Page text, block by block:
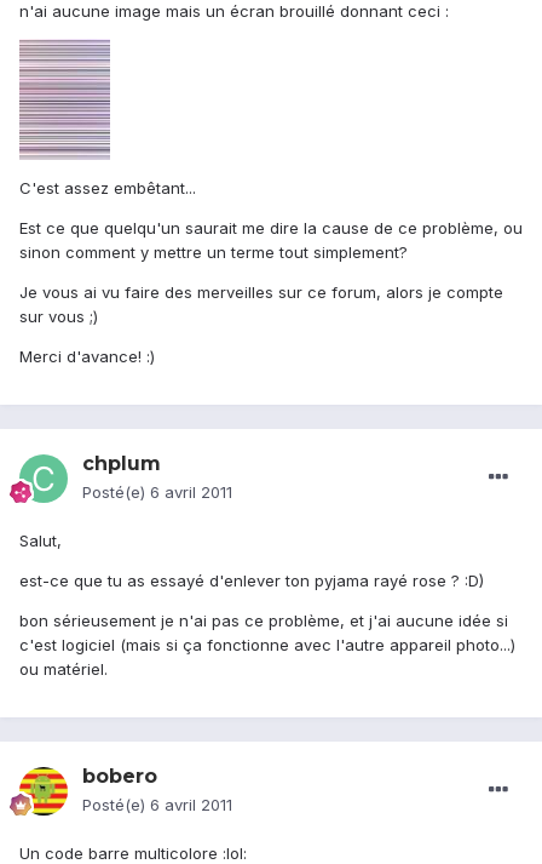
n'ai aucune image mais un écran brouillé donnant ceci :
C'est assez embêtant...
Est ce que quelqu'un saurait me dire la cause de ce problème, ou
sinon comment y mettre un terme tout simplement?
Je vous ai vu faire des merveilles sur ce forum, alors je compte
sur vous ;)
Merci d'avance! :)
chplum
Posté(e) 6 avril 2011
Salut,
est-ce que tu as essayé d'enlever ton pyjama rayé rose ? :D)
bon sérieusement je n'ai pas ce problème, et j'ai aucune idée si
c'est logiciel (mais si ça fonctionne avec l'autre appareil photo...)
ou matériel.
bobero
Posté(e) 6 avril 2011
Un code barre multicolore :lol: